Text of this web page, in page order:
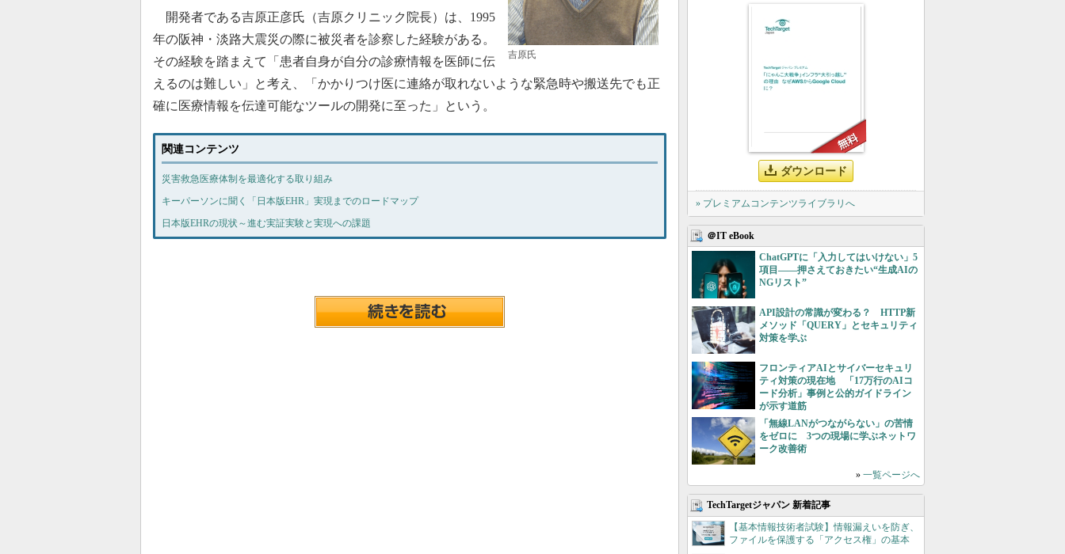
吉原氏
開発者である吉原正彦氏（吉原クリニック院長）は、1995
年の阪神・淡路大震災の際に被災者を診察した経験がある。
その経験を踏まえて「患者自身が自分の診療情報を医師に伝
えるのは難しい」と考え、「かかりつけ医に連絡が取れないような緊急時や搬送先でも正
確に医療情報を伝達可能なツールの開発に至った」という。
関連コンテンツ
災害救急医療体制を最適化する取り組み
キーパーソンに聞く「日本版EHR」実現までのロードマップ
日本版EHRの現状～進む実証実験と実現への課題
ダウンロード
» プレミアムコンテンツライブラリへ
＠IT eBook
ChatGPTに「入力してはいけない」5
項目――押さえておきたい“生成AIの
NGリスト”
API設計の常識が変わる？ HTTP新
メソッド「QUERY」とセキュリティ
対策を学ぶ
フロンティアAIとサイバーセキュリ
ティ対策の現在地 「17万行のAIコ
ード分析」事例と公的ガイドライン
が示す道筋
「無線LANがつながらない」の苦情
をゼロに 3つの現場に学ぶネットワ
ーク改善術
» 一覧ページへ
TechTargetジャパン 新着記事
【基本情報技術者試験】情報漏えいを防ぎ、
ファイルを保護する「アクセス権」の基本